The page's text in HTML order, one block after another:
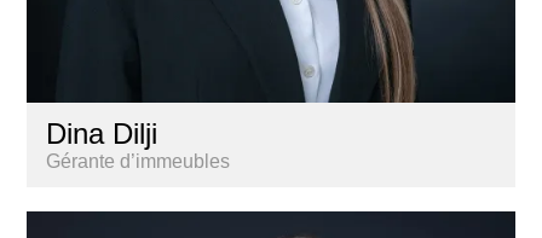
Dina Dilji
Gérante d’immeubles